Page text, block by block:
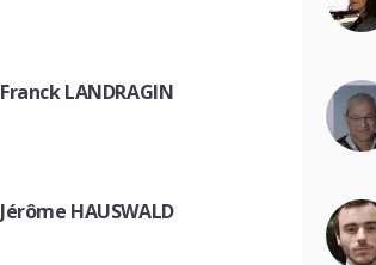
Franck LANDRAGIN
Jérôme HAUSWALD